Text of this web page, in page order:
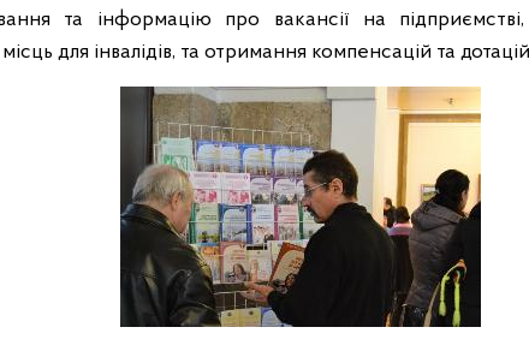
та інформацію про вакансії на
для інвалідів, та отримання компенсацій та